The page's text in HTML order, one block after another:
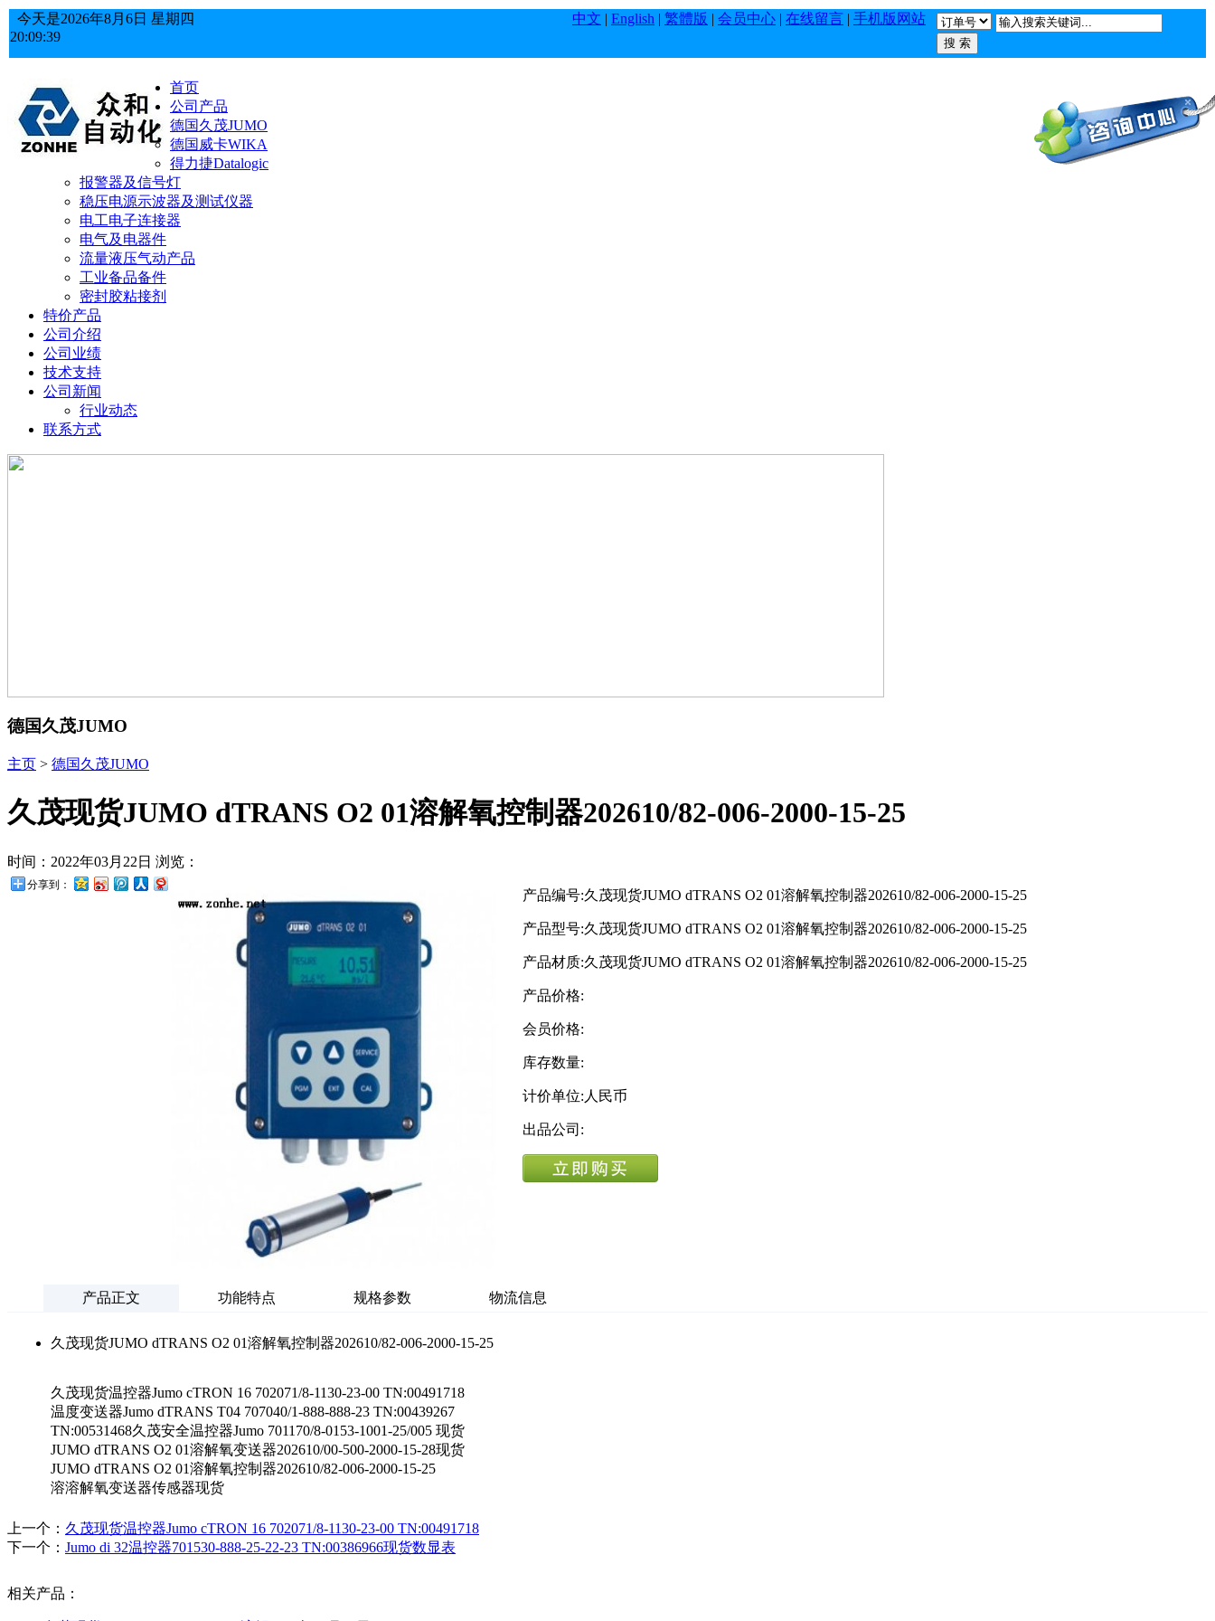
中文 | English | 繁體版 | 会员中心 | 在线留言 | 手机版网站
今天是2026年8月 6日 星期四
20:09:39
首页
公司产品
德国久茂JUMO
德国威卡WIKA
得力捷Datalogic
报警器及信号灯
稳压电源示波器及测试仪器
电工电子连接器
电气及电器件
流量液压气动产品
工业备品备件
密封胶粘接剂
特价产品
公司介绍
公司业绩
技术支持
公司新闻
行业动态
联系方式
德国久茂JUMO
主页 > 德国久茂JUMO
久茂现货JUMO dTRANS O2 01溶解氧控制器202610/82-006-2000-15-25
时间：2022年03月22日 浏览：
分享到：
产品编号:久茂现货JUMO dTRANS O2 01溶解氧控制器202610/82-006-2000-15-25
产品型号:久茂现货JUMO dTRANS O2 01溶解氧控制器202610/82-006-2000-15-25
产品材质:久茂现货JUMO dTRANS O2 01溶解氧控制器202610/82-006-2000-15-25
产品价格:
会员价格:
库存数量:
计价单位:人民币
出品公司:
产品正文 功能特点 规格参数 物流信息
久茂现货JUMO dTRANS O2 01溶解氧控制器202610/82-006-2000-15-25
久茂现货温控器Jumo cTRON 16 702071/8-1130-23-00 TN:00491718
温度变送器Jumo dTRANS T04 707040/1-888-888-23 TN:00439267
TN:00531468久茂安全温控器Jumo 701170/8-0153-1001-25/005 现货
JUMO dTRANS O2 01溶解氧变送器202610/00-500-2000-15-28现货
JUMO dTRANS O2 01溶解氧控制器202610/82-006-2000-15-25
溶溶解氧变送器传感器现货
上一个： 久茂现货温控器Jumo cTRON 16 702071/8-1130-23-00 TN:00491718
下一个： Jumo di 32温控器701530-888-25-22-23 TN:00386966现货数显表
相关产品：